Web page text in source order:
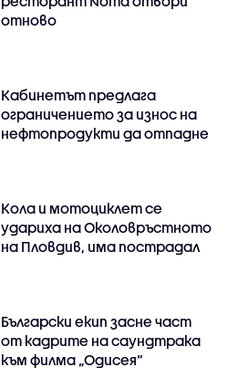
отново
Кабинетът предлага
ограничението за износ на
нефтопродукти да отпадне
Кола и мотоциклет се
удариха на Околовръстното
на Пловдив, има пострадал
Български екип засне част
от кадрите на саундтрака
към филма „Одисея“